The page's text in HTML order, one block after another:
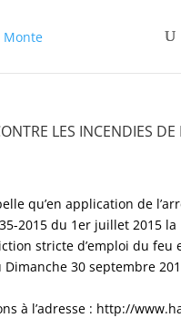
LES INCENDIES DE
qu’en application de
2015 du 1er juillet 2015 la
stricte d’emploi du feu
Dimanche 30 septembre
à l’adresse : http://